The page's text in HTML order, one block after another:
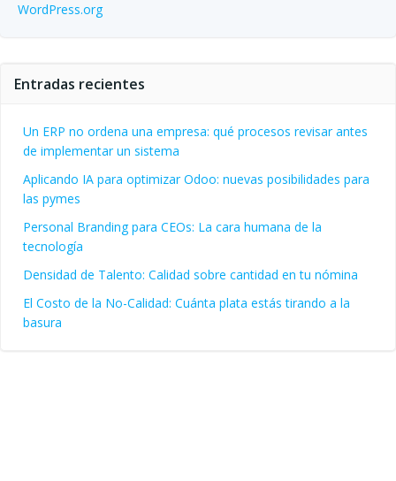
WordPress.org
Entradas recientes
Un ERP no ordena una empresa: qué procesos revisar antes
de implementar un sistema
Aplicando IA para optimizar Odoo: nuevas posibilidades para
las pymes
Personal Branding para CEOs: La cara humana de la
tecnología
Densidad de Talento: Calidad sobre cantidad en tu nómina
El Costo de la No-Calidad: Cuánta plata estás tirando a la
basura